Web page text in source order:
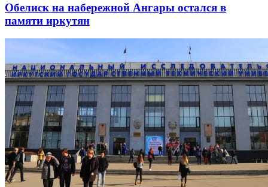
Обелиск на набережной Ангары остался в
памяти иркутян